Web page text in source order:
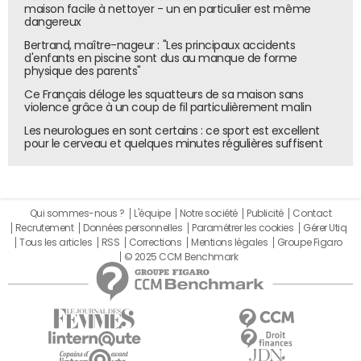
permettant de faire des ventes sans passer par le site,
s'attendre à voir le trafic SEO diminuer sur les sites
marchands". Par ailleurs, "certains clients sont réticents à
l'idée de fournir à Google des informations sur leurs prix ou
leurs stocks dans les micro-données, mais là, il va falloir
en donner beaucoup plus. Il faut y aller le plus vite
possible et figurer parmi les premiers. Quand tout le
référencement sur Google Shopping pour apparaître".
"Avant, Google Shopping n'était pas très visible. Avec des
flux plus fournis et mieux structurés, il va remonter de
mieux en mieux. Et il faut espérer que l'ergonomie de
l'interface va s'améliorer pour suivre le mouvement",
souligne-t-il.
Les actions à mettre en place rapidement
maison facile à nettoyer - un en particulier est même
dangereux
Bertrand, maître-nageur : "Les principaux accidents
d'enfants en piscine sont dus au manque de forme
physique des parents"
Ce Français déloge les squatteurs de sa maison sans
violence grâce à un coup de fil particulièrement malin
Les neurologues en sont certains : ce sport est excellent
pour le cerveau et quelques minutes régulières suffisent
Qui sommes-nous ? L'équipe Notre société Publicité
Contact
Recrutement
Données personnelles Paramétrer les cookies
Gérer Utiq
Tous les articles
RSS Corrections Mentions légales
Groupe Figaro
© 2025 CCM Benchmark